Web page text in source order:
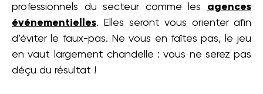
professionnels du secteur comme les agences
événementielles. Elles seront vous orienter afin
d’éviter le faux-pas. Ne vous en faîtes pas, le jeu
en vaut largement chandelle : vous ne serez pas
déçu du résultat !